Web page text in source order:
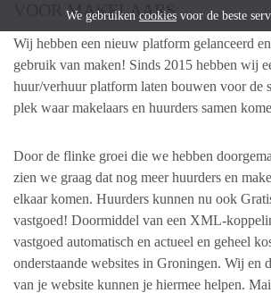
VOOR MAKELAARS
Wij hebben een nieuw platform gelanceerd
gebruik van maken! Sinds 2015 hebben wij
huur/verhuur platform laten bouwen voor de
plek waar makelaars en huurders samen
Door de flinke groei die we hebben
zien we graag dat nog meer huurders en
elkaar komen. Huurders kunnen nu ook
vastgoed! Doormiddel van een XML-
vastgoed automatisch en actueel en geheel
onderstaande websites in Groningen. Wij en
van je website kunnen je hiermee helpen.
We gebruiken cookies voor de beste